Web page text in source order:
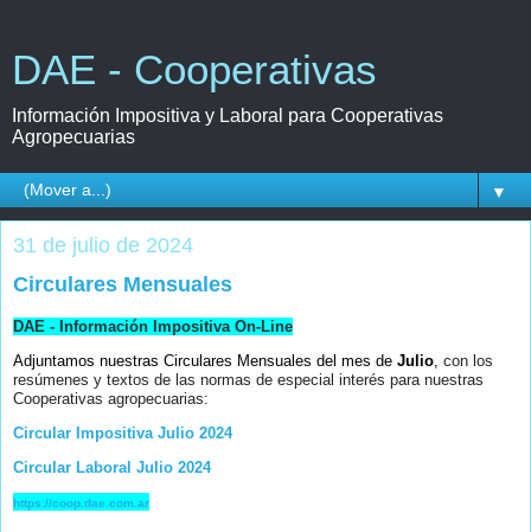
DAE - Cooperativas
Información Impositiva y Laboral para Cooperativas
Agropecuarias
▼
31 de julio de 2024
Circulares Mensuales
DAE - Información Impositiva On-Line
Adjuntamos nuestras Circulares Mensuales del mes de Julio con los
resúmenes y textos de las normas de especial interés para nuestras
Cooperativas agropecuarias:
Circular Impositiva Julio 2024
Circular Laboral Julio 2024
https://coop.dae.com.ar